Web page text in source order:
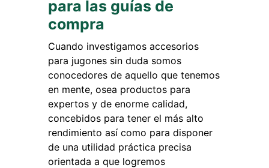
para las guías de
compra
Cuando investigamos accesorios
para jugones sin duda somos
conocedores de aquello que tenemos
en mente, osea productos para
expertos y de enorme calidad,
concebidos para tener el más alto
rendimiento así como para disponer
de una utilidad práctica precisa
orientada a que logremos